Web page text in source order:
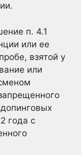
п. 4.1
или ее
взятой у
или
года с